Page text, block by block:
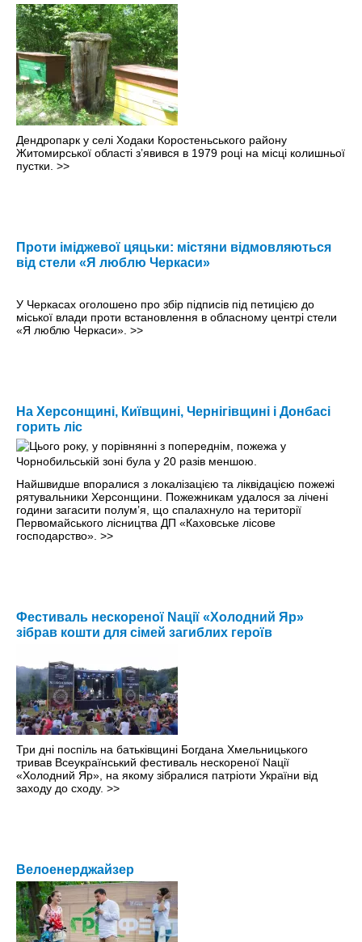
Дендропарк у селі Ходаки Коростеньського району
Житомирської області з’явився в 1979 році на місці колишньої
пустки. >>
Проти іміджевої цяцьки: містяни відмовляються
від стели «Я люблю Черкаси»
У Черкасах оголошено про збір підписів під петицією до
міської влади проти встановлення в обласному центрі стели
«Я люблю Черкаси». >>
На Херсонщині, Київщині, Чернігівщині і Донбасі
горить ліс
Найшвидше впоралися з локалізацією та ліквідацією пожежі
рятувальники Херсонщини. Пожежникам удалося за лічені
години загасити полум’я, що спалахнуло на території
Первомайського лісництва ДП «Каховське лісове
господарство». >>
Фестиваль нескореної Nації «Холодний Яр»
зібрав кошти для сімей загиблих героїв
Три дні поспіль на батьківщині Богдана Хмельницького
тривав Всеукраїнський фестиваль нескореної Nації
«Холодний Яр», на якому зібралися патріоти України від
заходу до сходу. >>
Велоенерджайзер